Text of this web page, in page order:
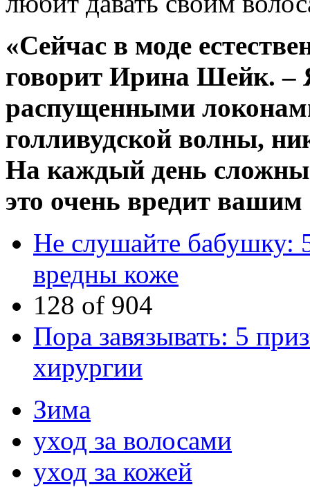
«Сейчас в моде
говорит Ирина Шейк. –
распущенными
голливудской волны,
На каждый день
это очень вредит вашим
Не слушайте бабушку:
вредны коже
128 of 904
Пора завязывать: 5
хирургии
Зима
уход за волосами
уход за кожей